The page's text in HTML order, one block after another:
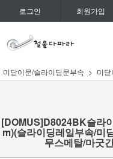
로그인 회원가입
미닫이문/슬라이딩문부속 미
[DOMUS]D8024BK슬라
m)(슬라이딩레일부속/미
무스메탈/마굿